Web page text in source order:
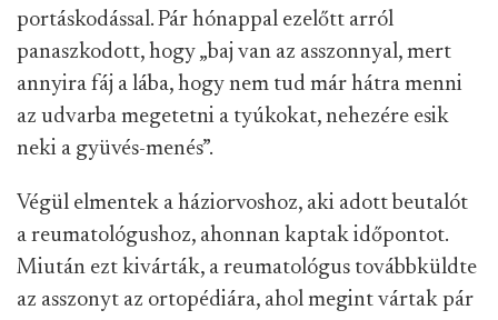
portáskodással. Pár hónappal ezelőtt arról
panaszkodott, hogy „baj van az asszonnyal, mert
annyira fáj a lába, hogy nem tud már hátra menni
az udvarba megetetni a tyúkokat, nehezére esik
neki a gyüvés-menés”.
Végül elmentek a háziorvoshoz, aki adott beutalót
a reumatológushoz, ahonnan kaptak időpontot.
Miután ezt kivárták, a reumatológus továbbküldte
az asszonyt az ortopédiára, ahol megint vártak pár